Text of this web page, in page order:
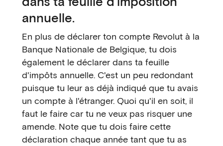
annuelle.
En plus de déclarer ton compte Revolut à la
Banque Nationale de Belgique, tu dois
également le déclarer dans ta feuille
d'impôts annuelle. C'est un peu redondant
puisque tu leur as déjà indiqué que tu avais
un compte à l'étranger. Quoi qu'il en soit, il
faut le faire car tu ne veux pas risquer une
amende. Note que tu dois faire cette
déclaration chaque année tant que tu as